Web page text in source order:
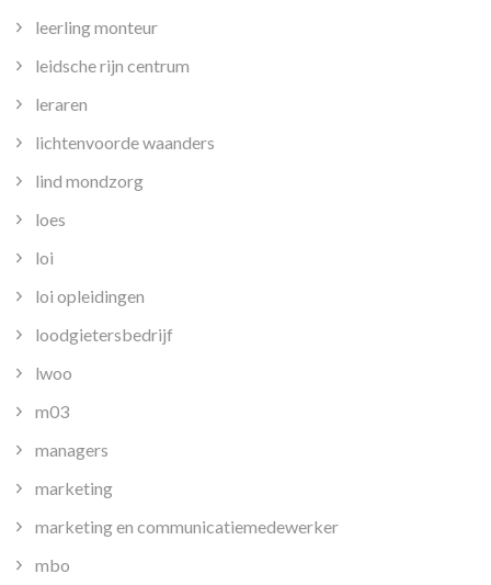
leerling monteur
leidsche rijn centrum
leraren
lichtenvoorde waanders
lind mondzorg
loes
loi
loi opleidingen
loodgietersbedrijf
lwoo
m03
managers
marketing
marketing en communicatiemedewerker
mbo